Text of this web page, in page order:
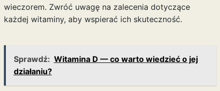
wieczorem. Zwróć uwagę na zalecenia dotyczące
każdej witaminy, aby wspierać ich skuteczność.
Sprawdź: Witamina D — co warto wiedzieć o jej
działaniu?